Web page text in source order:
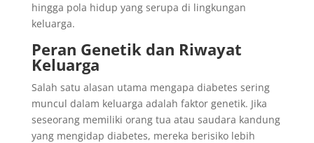
hingga pola hidup yang serupa di lingkungan
keluarga.
Peran Genetik dan Riwayat
Keluarga
Salah satu alasan utama mengapa diabetes sering
muncul dalam keluarga adalah faktor genetik. Jika
seseorang memiliki orang tua atau saudara kandung
yang mengidap diabetes, mereka berisiko lebih